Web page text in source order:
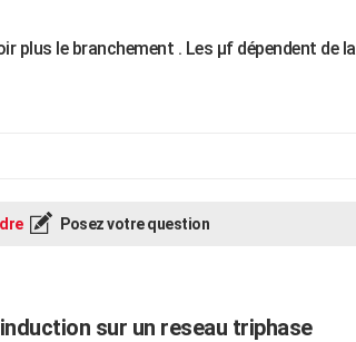
plus le branchement . Les µf dépendent de la
Posez votre question
sur un reseau triphase